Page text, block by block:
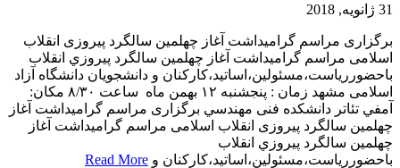
31 ژانویه, 2018
برگزاری مراسم گراميداشت آغاز چهلمين سالگرد پيروزی انقلاب
اسلامی مراسم گراميداشت آغاز چهلمين سالگرد پيروزي انقلاب
باحضوررياست،مسئولين،اساتيد،كاركنان و دانشجويان دانشگاه آزاد
اسلامی مشهد زمان : پنجشنبه ١٢ بهمن ماه ساعت ٨/٣٠ مکان:
آمفي تئاتر دانشكده فنی مهندسي برگزاری مراسم گراميداشت آغاز
چهلمين سالگرد پيروزی انقلاب اسلامی مراسم گراميداشت آغاز
چهلمين سالگرد پيروزي انقلاب
باحضوررياست،مسئولين،اساتيد،كاركنان و Read More